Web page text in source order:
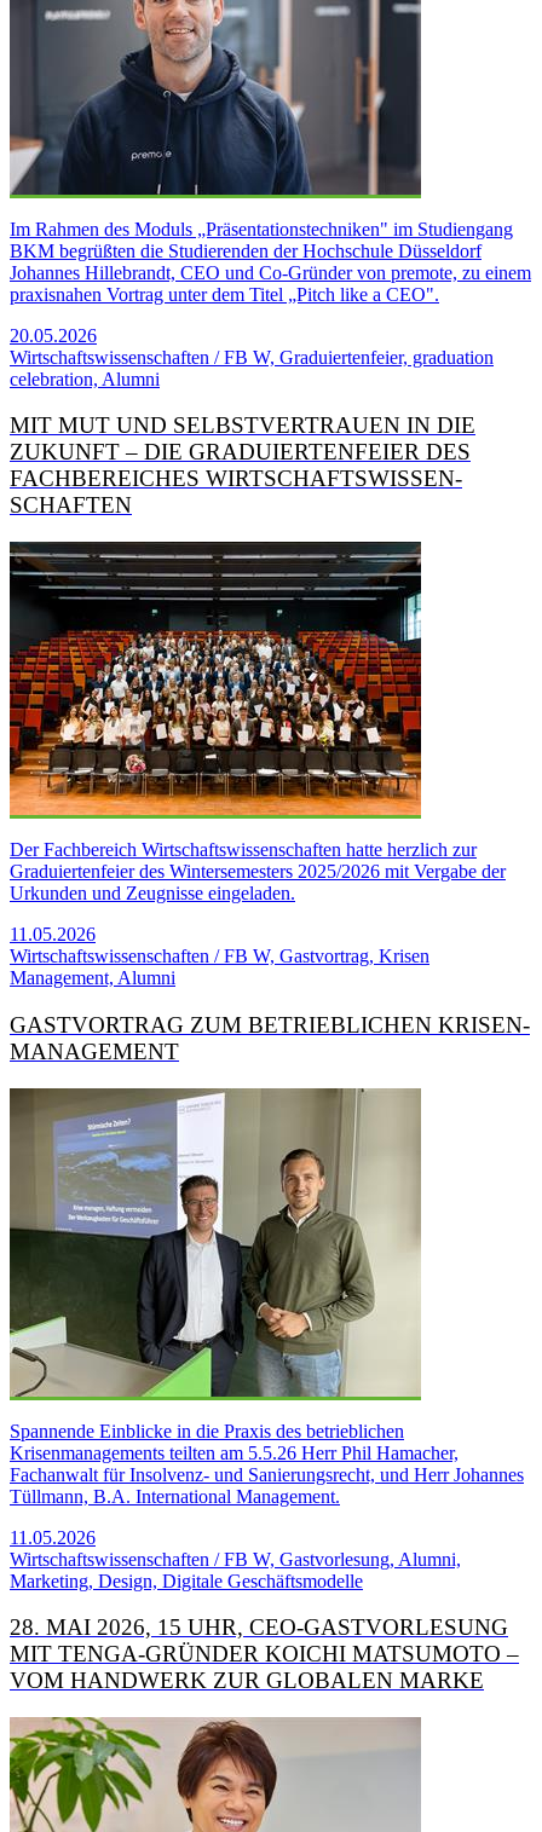
Im Rahmen des Moduls „Präsentationstechniken" im Studiengang
BKM begrüßten die Studierenden der Hochschule Düsseldorf
Johannes Hillebrandt, CEO und Co-Gründer von premote, zu einem
praxisnahen Vortrag unter dem Titel „Pitch like a CEO".
20.05.2026
Wirtschaftswissenschaften / FB W, Graduiertenfeier, graduation
celebration, Alumni
MIT MUT UND SELBST­VERTRAUEN IN DIE
ZUKUNFT – DIE GRADUIERTEN­FEIER DES
FACH­BEREICHES WIRTSCHAFTS­WISSEN­
SCHAFTEN
Der Fachbereich Wirtschaftswissenschaften hatte herzlich zur
Graduiertenfeier des Wintersemesters 2025/2026 mit Vergabe der
Urkunden und Zeugnisse eingeladen.
11.05.2026
Wirtschaftswissenschaften / FB W, Gastvortrag, Krisen
Management, Alumni
GAST­VORTRAG ZUM BETRIEB­LICHEN KRISEN­
MANAGEMENT
Spannende Einblicke in die Praxis des betrieblichen
Krisenmanagements teilten am 5.5.26 Herr Phil Hamacher,
Fachanwalt für Insolvenz- und Sanierungsrecht, und Herr Johannes
Tüllmann, B.A. International Management.
11.05.2026
Wirtschaftswissenschaften / FB W, Gastvorlesung, Alumni,
Marketing, Design, Digitale Geschäftsmodelle
28. MAI 2026, 15 UHR, CEO-GASTVORLESUNG
MIT TENGA-GRÜNDER KOICHI MATSUMOTO –
VOM HANDWERK ZUR GLOBALEN MARKE